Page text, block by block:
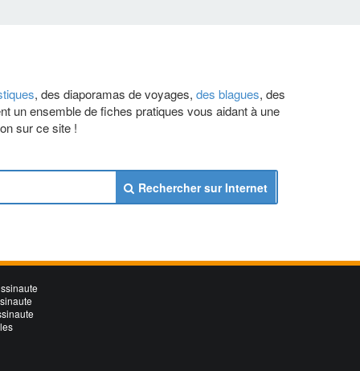
, des diaporamas de voyages, des blagues, des
un ensemble de fiches pratiques vous aidant à une
sur ce site !
Rechercher sur Internet